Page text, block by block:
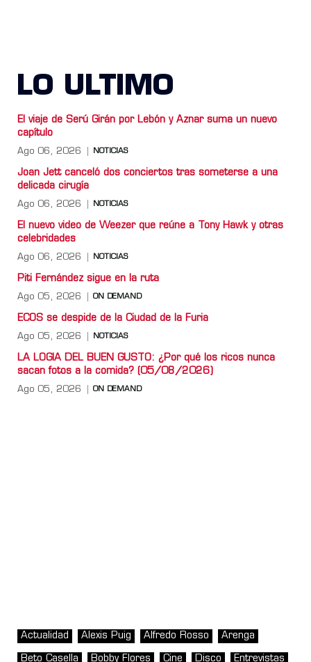
LO ULTIMO
El viaje de Serú Girán por Lebón y Aznar suma un nuevo
capítulo
Ago 06, 2026 NOTICIAS
Joan Jett canceló dos conciertos tras someterse a una
delicada cirugía
Ago 06, 2026 NOTICIAS
El nuevo video de Weezer que reúne a Tony Hawk y otras
celebridades
Ago 06, 2026 NOTICIAS
Piti Fernández sigue en la ruta
Ago 05, 2026 ON DEMAND
ECOS se despide de la Ciudad de la Furia
Ago 05, 2026 NOTICIAS
LA LOGIA DEL BUEN GUSTO: ¿Por qué los ricos nunca
sacan fotos a la comida? (05/08/2026)
Ago 05, 2026 ON DEMAND
Actualidad Alexis Puig Alfredo Rosso Arenga
Beto Casella Bobby Flores Cine Disco Entrevistas